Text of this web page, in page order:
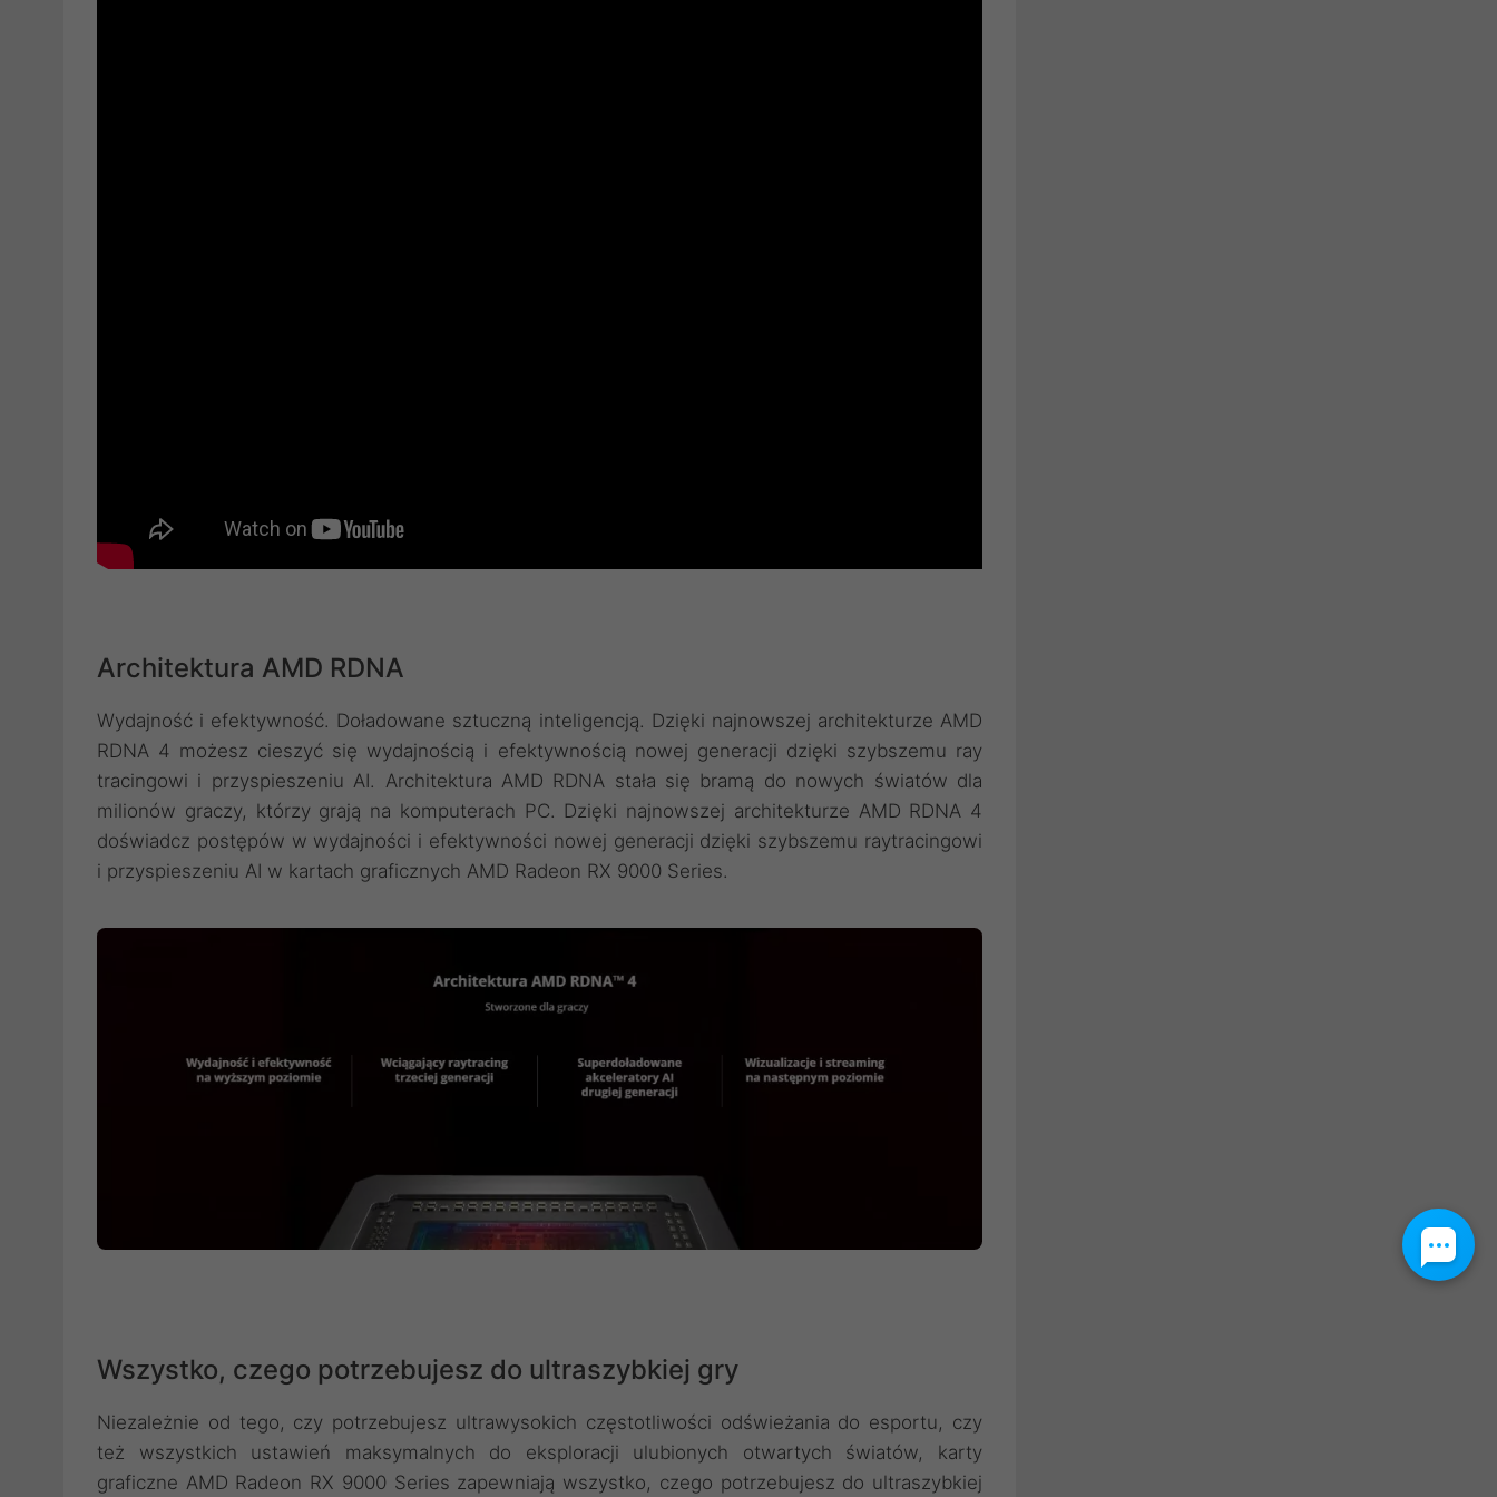
Architektura AMD RDNA
Wydajność i efektywność. Doładowane sztuczną inteligencją. Dzięki najnowszej architekturze AMD
RDNA 4 możesz cieszyć się wydajnością i efektywnością nowej generacji dzięki szybszemu ray
tracingowi i przyspieszeniu AI. Architektura AMD RDNA stała się bramą do nowych światów dla
milionów graczy, którzy grają na komputerach PC. Dzięki najnowszej architekturze AMD RDNA 4
doświadcz postępów w wydajności i efektywności nowej generacji dzięki szybszemu raytracingowi
i przyspieszeniu AI w kartach graficznych AMD Radeon RX 9000 Series.
Wszystko, czego potrzebujesz do ultraszybkiej gry
Niezależnie od tego, czy potrzebujesz ultrawysokich częstotliwości odświeżania do esportu, czy
też wszystkich ustawień maksymalnych do eksploracji ulubionych otwartych światów, karty
graficzne AMD Radeon RX 9000 Series zapewniają wszystko, czego potrzebujesz do ultraszybkiej